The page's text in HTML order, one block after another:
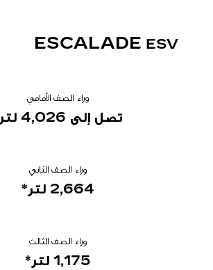
ESCALADEESV
وراء الصف الأمامي
تصل إلى 4,026 ​لتر*
وراء الصف الثاني
2,664 لتر*
وراء الصف الثالث
1,175 لتر*